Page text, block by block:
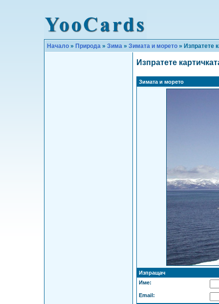
Начало » Природа » Зима » Зимата и морето » Изпратете
Изпратете
Зимата и морето
Изпращач
Име:
Email: